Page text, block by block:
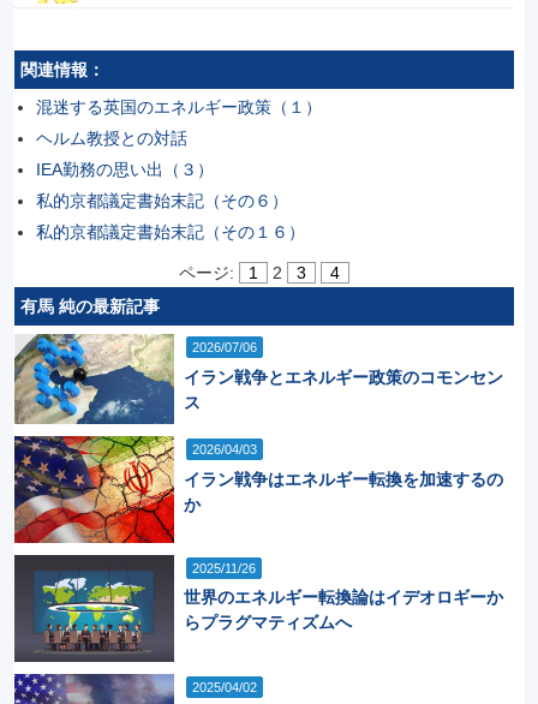
関連情報：
混迷する英国のエネルギー政策（１）
ヘルム教授との対話
IEA勤務の思い出（３）
私的京都議定書始末記（その６）
私的京都議定書始末記（その１６）
ページ: 1 2 3
4
有馬 純の最新記事
2026/07/06
イラン戦争とエネルギー政策のコモンセン
ス
2026/04/03
イラン戦争はエネルギー転換を加速するの
か
2025/11/26
世界のエネルギー転換論はイデオロギーか
らプラグマティズムへ
2025/04/02